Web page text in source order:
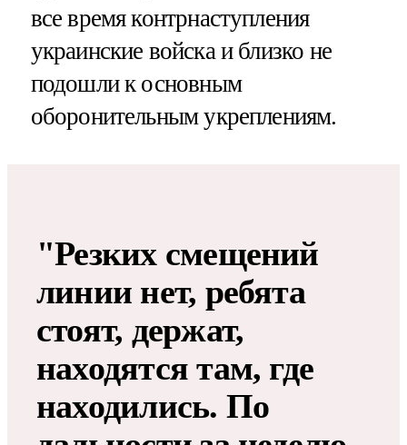
все время контрнаступления
украинские войска и близко не
подошли к основным
оборонительным укреплениям.
"Резких смещений
линии нет, ребята
стоят, держат,
находятся там, где
находились. По